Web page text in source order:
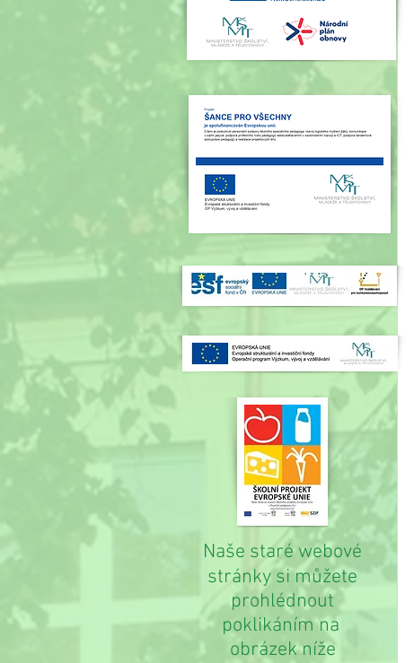
Naše staré webové
stránky si můžete
prohlédnout
poklikáním na
obrázek níže